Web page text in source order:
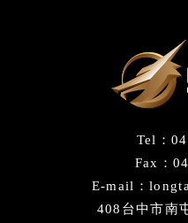
Tel：
Fax：
E-mail：
408台中市南